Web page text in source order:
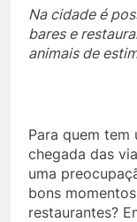
Na cidade é
bares e
animais de
Para quem tem
chegada das
uma
bons
restaurantes?